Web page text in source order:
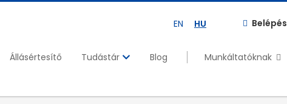
EN HU Belépés
Állásértesítő Tudástár Blog
Munkáltatóknak